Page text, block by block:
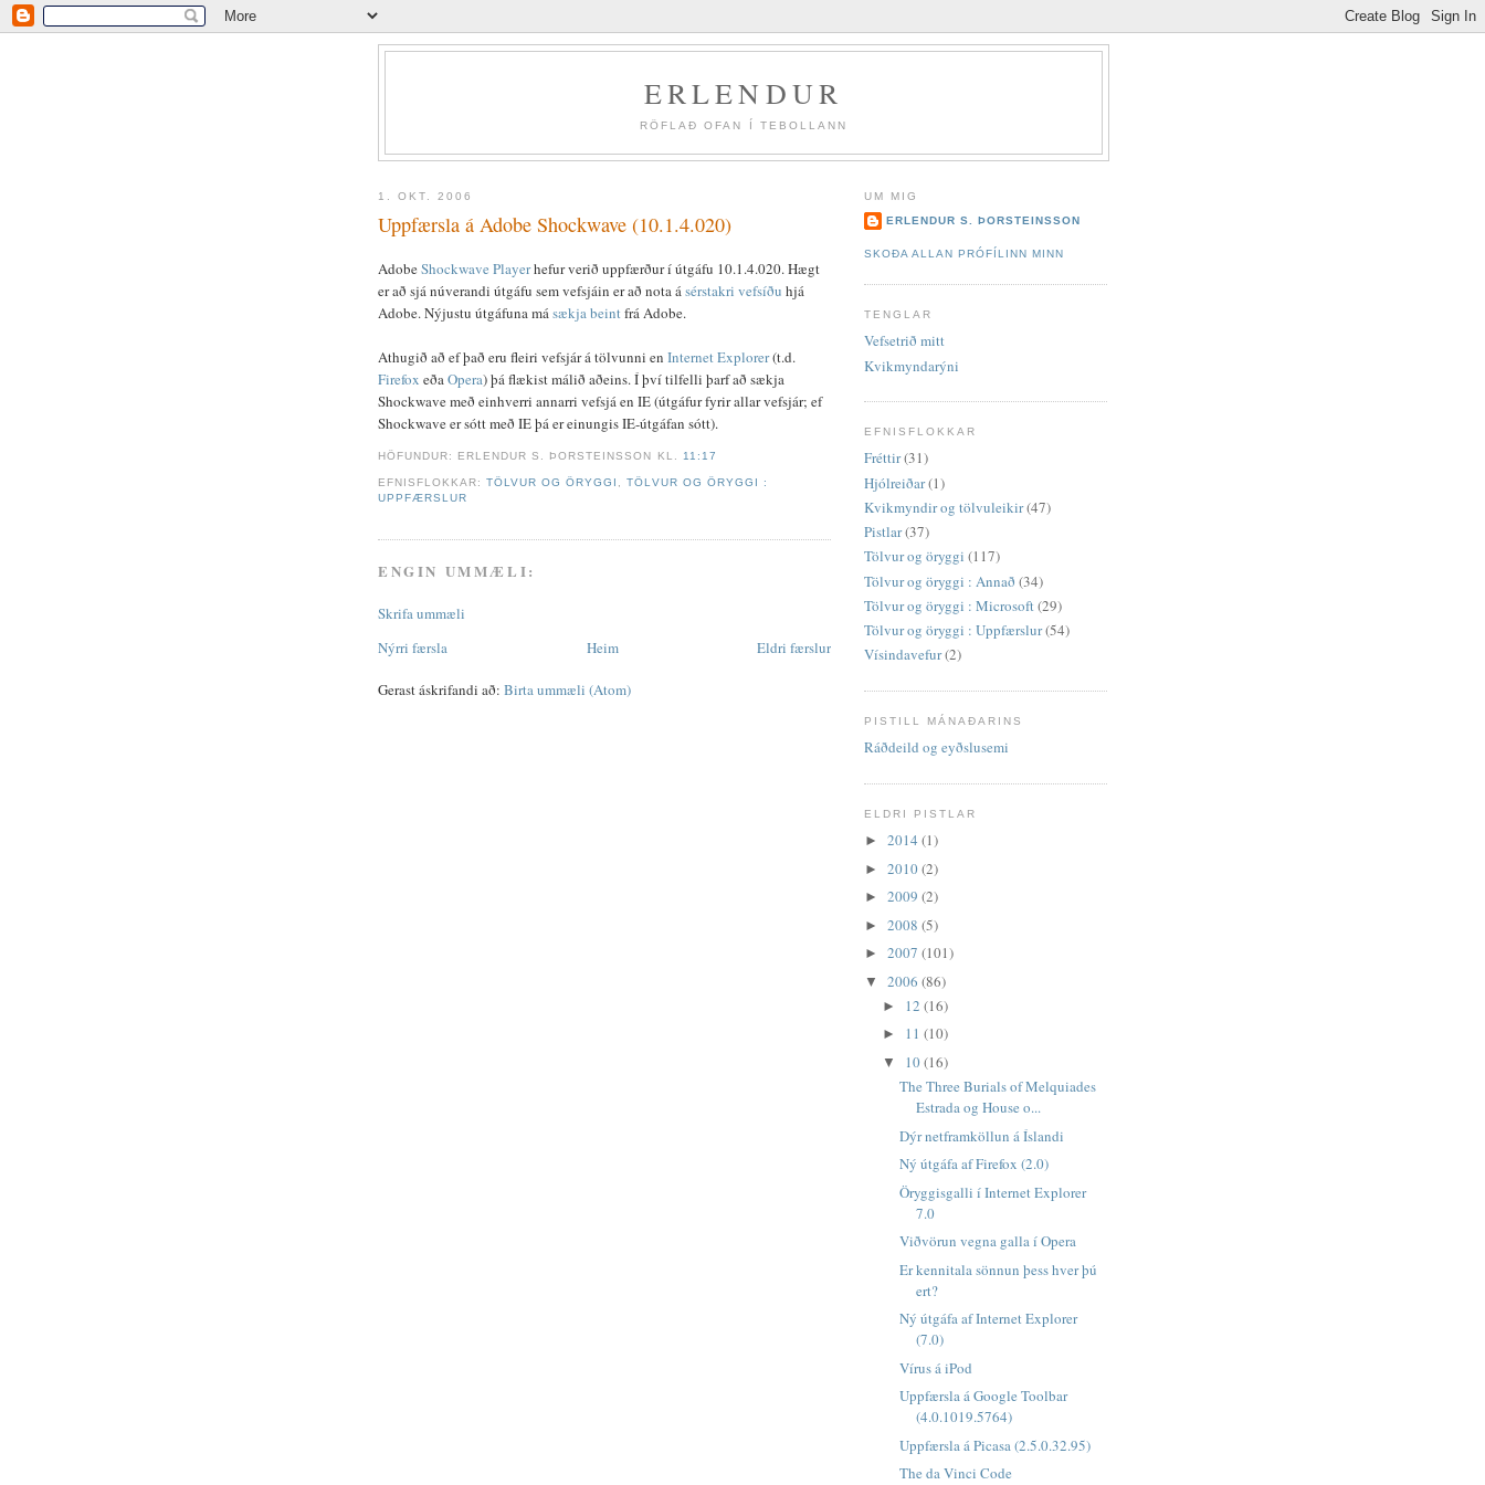
ERLENDUR
RÖFLAÐ OFAN Í TEBOLLANN
1. OKT. 2006
Uppfærsla á Adobe Shockwave (10.1.4.020)
AdobeShockwave Playerhefur verið uppfærður í útgáfu 10.1.4.020. Hægt
er að sjá núverandi útgáfu sem vefsjáin er að nota ásérstakri vefsíðu hjá
Adobe. Nýjustu útgáfuna másækja beintfrá Adobe.
Athugið að ef það eru fleiri vefsjár á tölvunni en Internet Explorer(t.d.
Firefox eðaOpera) þá flækist málið aðeins. Í því tilfelli þarf að sækja
Shockwave með einhverri annarri vefsjá en IE (útgáfur fyrir allar vefsjár; ef
Shockwave er sótt með IE þá er einungis IE-útgáfan sótt).
HÖFUNDUR: ERLENDUR S. ÞORSTEINSSON KL. 11:17
EFNISFLOKKAR:TÖLVUR OG ÖRYGGI ,TÖLVUR OG ÖRYGGI :
UPPFÆRSLUR
ENGIN UMMÆLI:
Skrifa ummæli
Nýrri færsla
Eldri færslur
Heim
Gerast áskrifandi að: Birta ummæli (Atom)
UM MIG
ERLENDUR S. ÞORSTEINSSON
SKOÐA ALLAN PRÓFÍLINN MINN
TENGLAR
Vefsetrið mitt
Kvikmyndarýni
EFNISFLOKKAR
Fréttir(31)
Hjólreiðar(1)
Kvikmyndir og tölvuleikir(47)
Pistlar(37)
Tölvur og öryggi (117)
Tölvur og öryggi : Annað (34)
Tölvur og öryggi : Microsoft(29)
Tölvur og öryggi : Uppfærslur(54)
Vísindavefur(2)
PISTILL MÁNAÐARINS
Ráðdeild og eyðslusemi
ELDRI PISTLAR
► 2014 (1)
► 2010(2)
► 2009 (2)
► 2008 (5)
► 2007 (101)
▼ 2006 (86)
► 12 (16)
► 11 (10)
▼ 10(16)
The Three Burials of Melquiades
Estrada og House o...
Dýr netframköllun á Íslandi
Ný útgáfa af Firefox (2.0)
Öryggisgalli í Internet Explorer
7.0
Viðvörun vegna galla í Opera
Er kennitala sönnun þess hver þú
ert?
Ný útgáfa af Internet Explorer
(7.0)
Vírus á iPod
Uppfærsla á Google Toolbar
(4.0.1019.5764)
Uppfærsla á Picasa (2.5.0.32.95)
The da Vinci Code